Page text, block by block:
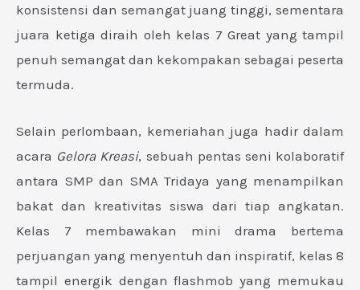
konsistensi dan semangat juang tinggi, sementara
juara ketiga diraih oleh kelas 7 Great yang tampil
penuh semangat dan kekompakan sebagai peserta
termuda.
Selain perlombaan, kemeriahan juga hadir dalam
acara Gelora Kreasi, sebuah pentas seni kolaboratif
antara SMP dan SMA Tridaya yang menampilkan
bakat dan kreativitas siswa dari tiap angkatan.
Kelas 7 membawakan mini drama bertema
perjuangan yang menyentuh dan inspiratif, kelas 8
tampil energik dengan flashmob yang memukau